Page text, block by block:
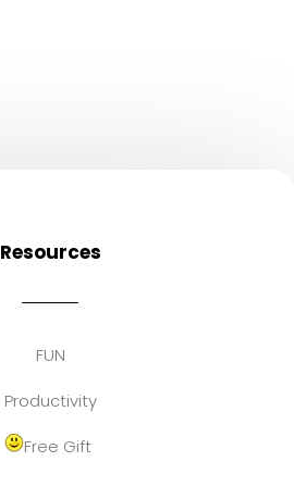
Resources
FUN
Productivity
Free Gift